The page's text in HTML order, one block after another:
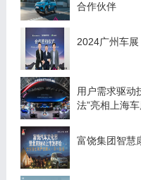
合作伙伴
2024广州车
用户需求驱动
法”亮相上海
富饶集团智慧